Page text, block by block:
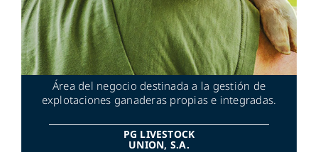
Área del negocio destinada a la gestión de
explotaciones ganaderas propias e integradas.
PG LIVESTOCK
UNION, S.A.